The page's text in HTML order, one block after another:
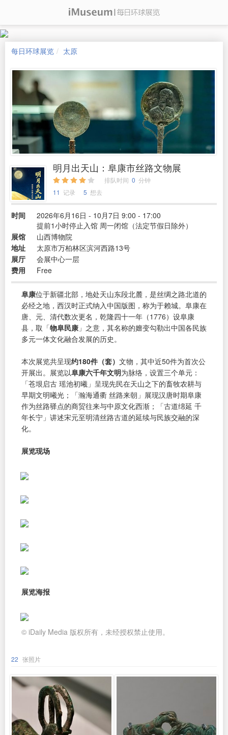
每日环球展览 太原
明月出天山：阜康市丝路文物展
排队时间 0 分钟
11 记录 5 想去
时间
2026年6月16日 - 10月7日 9:00 - 17:00
提前1小时停止入馆 周一闭馆（法定节假日除外）
展馆
山西博物院
地址
太原市万柏林区滨河西路13号
展厅
会展中心一层
费用
Free
阜康位于新疆北部，地处天山东段北麓，是丝绸之路北道的
必经之地，西汉时正式纳入中国版图，称为于赖城。阜康在
唐、元、清代数次更名，乾隆四十一年（1776）设阜康
县，取「物阜民康 」之意，其名称的嬗变勾勒出中国各民族
多元一体文化融合发展的历史。
本次展览共呈现约180件（套） 文物，其中近50件为首次公
开展出。展览以阜康六千年文明为脉络，设置三个单元：
「苍垠启古 瑶池初曦」呈现先民在天山之下的畜牧农耕与
早期文明曦光；「瀚海通衢 丝路来朝」展现汉唐时期阜康
作为丝路驿点的商贸往来与中原文化西渐；「古道绵延 千
年长宁」讲述宋元至明清丝路古道的延续与民族交融的深
化。
展览现场
展览海报
© iDaily Media 版权所有，未经授权禁止使用。
22 张照片